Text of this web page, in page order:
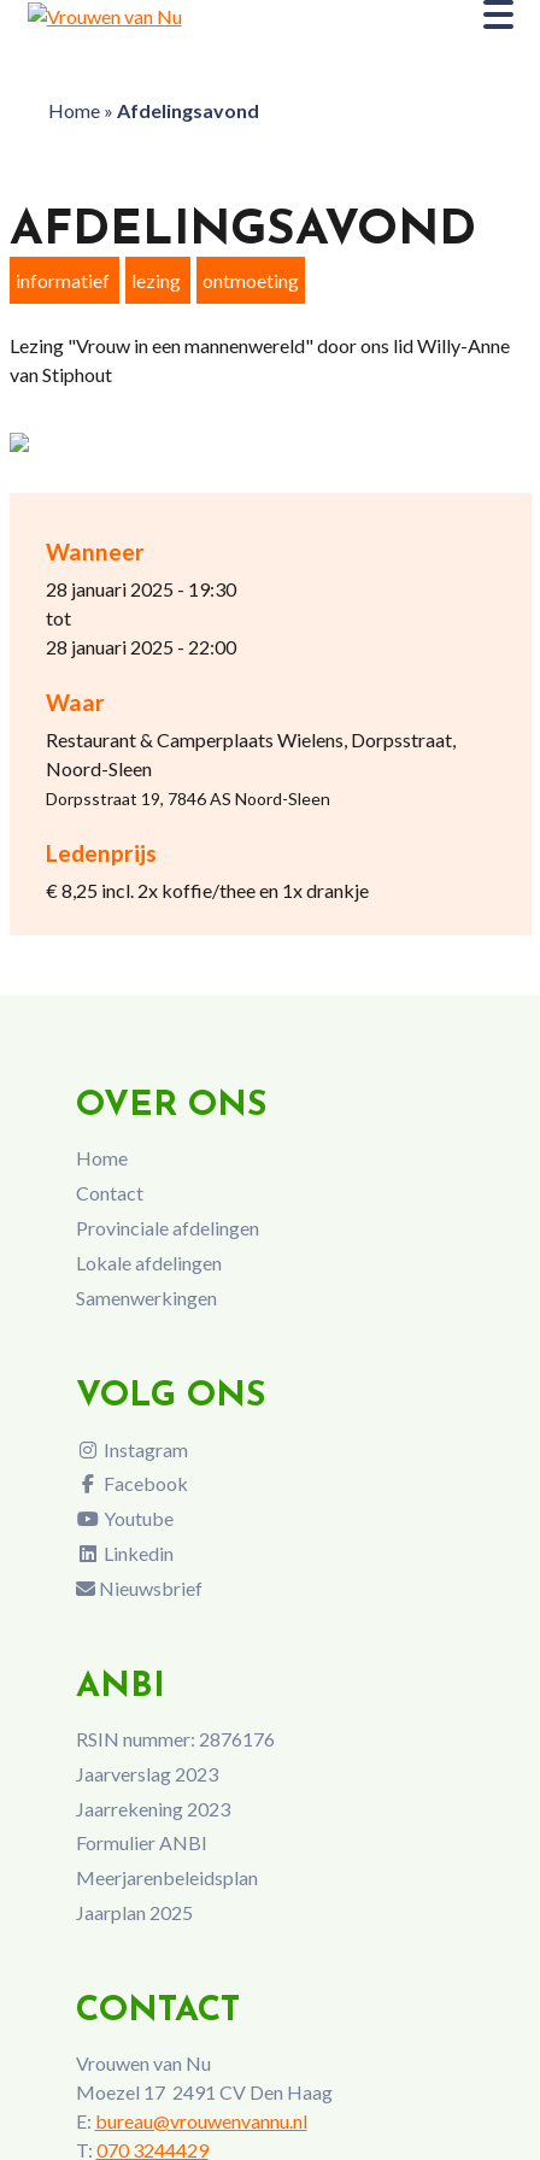
Home» Afdelingsavond
Wanneer
28 januari 2025 - 19:30
tot
28 januari 2025 - 22:00
Waar
Restaurant & Camperplaats Wielens, Dorpsstraat,
Noord-Sleen
Dorpsstraat 19, 7846 AS Noord-Sleen
Ledenprijs
€ 8,25 incl. 2x koffie/thee en 1x drankje
AFDELINGSAVOND
informatief lezing ontmoeting
Lezing "Vrouw in een mannenwereld" door ons lid Willy-Anne
van Stiphout
OVER ONS
Home
Contact
Provinciale afdelingen
Lokale afdelingen
Samenwerkingen
VOLG ONS
Instagram
Facebook
Youtube
Linkedin
Nieuwsbrief
ANBI
RSIN nummer: 2876176
Jaarverslag 2023
Jaarrekening 2023
Formulier ANBI
Meerjarenbeleidsplan
Jaarplan 2025
CONTACT
Vrouwen van Nu
Moezel 17 2491 CV Den Haag
E: bureau@vrouwenvannu.nl
T: 070 3244429